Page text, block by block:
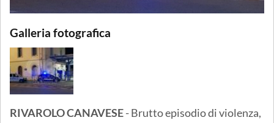
Galleria fotografica
RIVAROLO CANAVESE- Brutto episodio di violenza,